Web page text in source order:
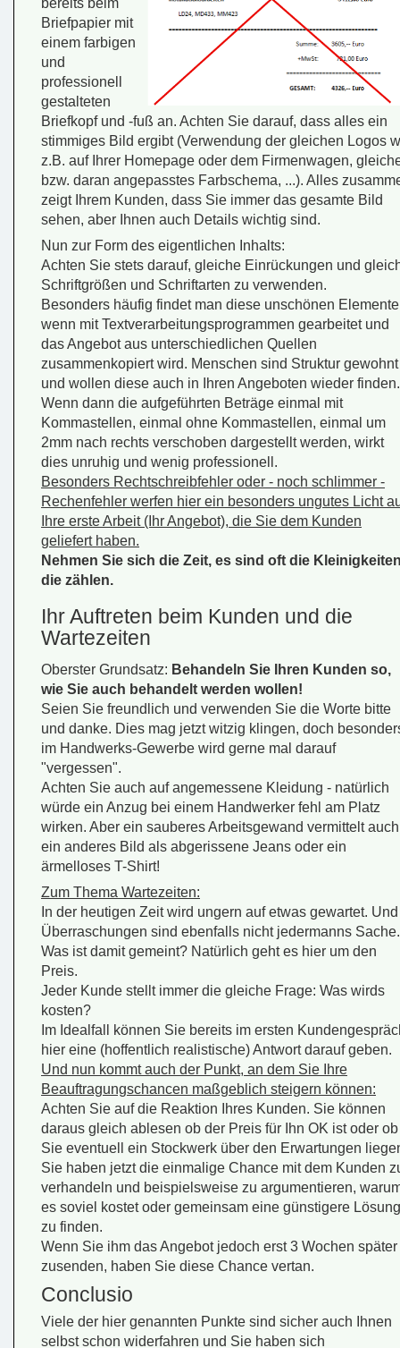
Briefpapier mit
einem farbigen
und
professionell
gestalteten
Briefkopf und -fuß an. Achten Sie darauf, dass alles ein
stimmiges Bild ergibt (Verwendung der gleichen Logos
z.B. auf Ihrer Homepage oder dem Firmenwagen,
bzw. daran angepasstes Farbschema, ...). Alles
zeigt Ihrem Kunden, dass Sie immer das gesamte Bild
sehen, aber Ihnen auch Details wichtig sind.
Nun zur Form des eigentlichen Inhalts:
Achten Sie stets darauf, gleiche Einrückungen und
Schriftgrößen und Schriftarten zu verwenden.
Besonders häufig findet man diese unschönen
wenn mit Textverarbeitungsprogrammen gearbeitet und
das Angebot aus unterschiedlichen Quellen
zusammenkopiert wird. Menschen sind Struktur gewohnt
und wollen diese auch in Ihren Angeboten wieder finden.
Wenn dann die aufgeführten Beträge einmal mit
Kommastellen, einmal ohne Kommastellen, einmal um
2mm nach rechts verschoben dargestellt werden, wirkt
dies unruhig und wenig professionell.
Besonders Rechtschreibfehler oder - noch schlimmer -
Rechenfehler werfen hier ein besonders ungutes Licht
Ihre erste Arbeit (Ihr Angebot), die Sie dem Kunden
geliefert haben.
Nehmen Sie sich die Zeit, es sind oft die
die zählen.
Ihr Auftreten beim Kunden und die
Wartezeiten
Oberster Grundsatz: Behandeln Sie Ihren Kunden so,
wie Sie auch behandelt werden wollen!
Seien Sie freundlich und verwenden Sie die Worte bitte
und danke. Dies mag jetzt witzig klingen, doch
im Handwerks-Gewerbe wird gerne mal darauf
"vergessen".
Achten Sie auch auf angemessene Kleidung - natürlich
würde ein Anzug bei einem Handwerker fehl am Platz
wirken. Aber ein sauberes Arbeitsgewand vermittelt auch
ein anderes Bild als abgerissene Jeans oder ein
ärmelloses T-Shirt!
Zum Thema Wartezeiten:
In der heutigen Zeit wird ungern auf etwas gewartet. Und
Überraschungen sind ebenfalls nicht jedermanns Sache.
Was ist damit gemeint? Natürlich geht es hier um den
Preis.
Jeder Kunde stellt immer die gleiche Frage: Was wirds
kosten?
Im Idealfall können Sie bereits im ersten
hier eine (hoffentlich realistische) Antwort darauf geben.
Und nun kommt auch der Punkt, an dem Sie Ihre
Beauftragungschancen maßgeblich steigern können:
Achten Sie auf die Reaktion Ihres Kunden. Sie können
daraus gleich ablesen ob der Preis für Ihn OK ist oder ob
Sie eventuell ein Stockwerk über den Erwartungen
Sie haben jetzt die einmalige Chance mit dem Kunden
verhandeln und beispielsweise zu argumentieren,
es soviel kostet oder gemeinsam eine günstigere Lösung
zu finden.
Wenn Sie ihm das Angebot jedoch erst 3 Wochen später
zusenden, haben Sie diese Chance vertan.
Conclusio
Viele der hier genannten Punkte sind sicher auch Ihnen
selbst schon widerfahren und Sie haben sich